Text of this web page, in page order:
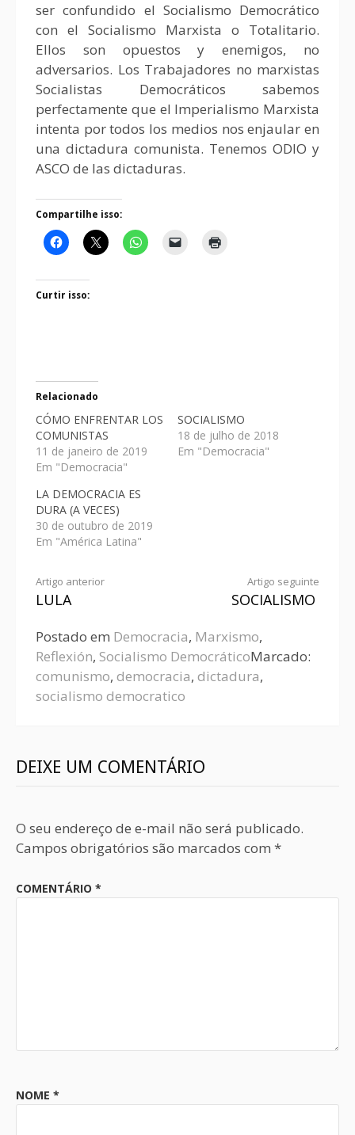
ser confundido el Socialismo Democrático
con el Socialismo Marxista o Totalitario.
Ellos son opuestos y enemigos, no
adversarios. Los Trabajadores no marxistas
Socialistas Democráticos sabemos
perfectamente que el Imperialismo Marxista
intenta por todos los medios nos enjaular en
una dictadura comunista. Tenemos ODIO y
ASCO de las dictaduras.
Compartilhe isso:
Curtir isso:
Relacionado
CÓMO ENFRENTAR LOS
COMUNISTAS
11 de janeiro de 2019
Em "Democracia"
SOCIALISMO
18 de julho de 2018
Em "Democracia"
LA DEMOCRACIA ES
DURA (A VECES)
30 de outubro de 2019
Em "América Latina"
Artigo anterior
LULA
Artigo seguinte
SOCIALISMO
Postado em Democracia, Marxismo,
Reflexión, Socialismo DemocráticoMarcado:
comunismo, democracia, dictadura,
socialismo democratico
DEIXE UM COMENTÁRIO
O seu endereço de e-mail não será publicado.
Campos obrigatórios são marcados com *
COMENTÁRIO *
NOME *